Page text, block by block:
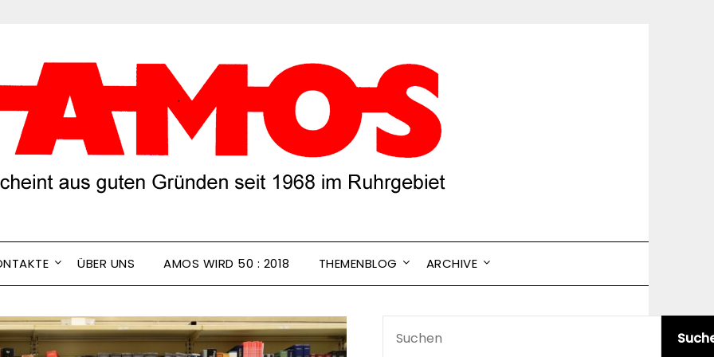
ÜBER UNS AMOS WIRD 50 : 2018 THEMENBLOG ARCHIVE